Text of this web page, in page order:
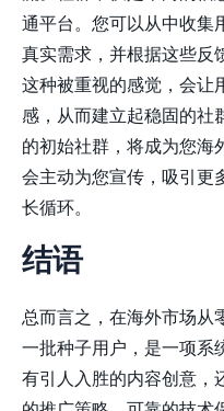
通平台。您可以从中收集
真实需求，并根据这些反
这种被重视的感觉，会让
感，从而建立起稳固的社
的初始社群，将成为您海
会主动为您宣传，吸引更
长循环。
结语
总而言之，在海外市场从
一批种子用户，是一项系
有引人入胜的内容创意，